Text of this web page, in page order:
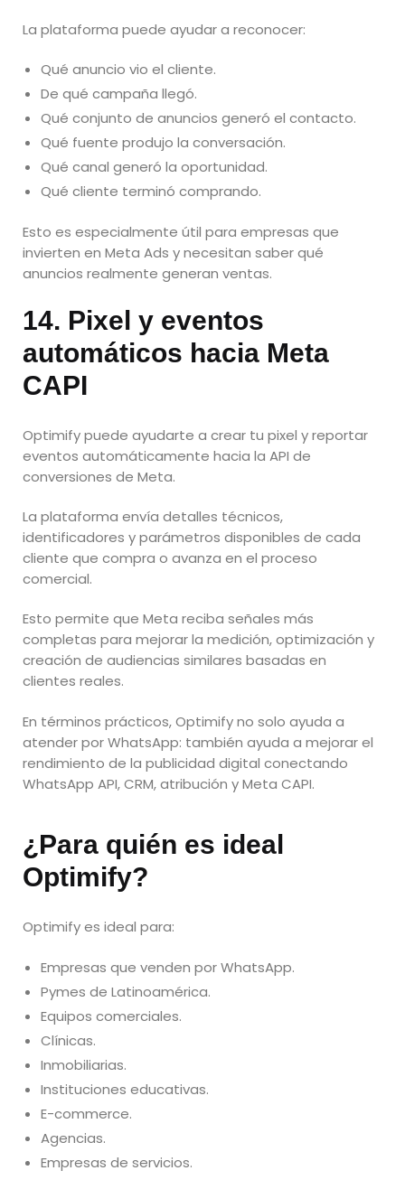
La plataforma puede ayudar a reconocer:
Qué anuncio vio el cliente.
De qué campaña llegó.
Qué conjunto de anuncios generó el contacto.
Qué fuente produjo la conversación.
Qué canal generó la oportunidad.
Qué cliente terminó comprando.
Esto es especialmente útil para empresas que
invierten en Meta Ads y necesitan saber qué
anuncios realmente generan ventas.
14. Pixel y eventos
automáticos hacia Meta
CAPI
Optimify puede ayudarte a crear tu pixel y reportar
eventos automáticamente hacia la API de
conversiones de Meta.
La plataforma envía detalles técnicos,
identificadores y parámetros disponibles de cada
cliente que compra o avanza en el proceso
comercial.
Esto permite que Meta reciba señales más
completas para mejorar la medición, optimización y
creación de audiencias similares basadas en
clientes reales.
En términos prácticos, Optimify no solo ayuda a
atender por WhatsApp: también ayuda a mejorar el
rendimiento de la publicidad digital conectando
WhatsApp API, CRM, atribución y Meta CAPI.
¿Para quién es ideal
Optimify?
Optimify es ideal para:
Empresas que venden por WhatsApp.
Pymes de Latinoamérica.
Equipos comerciales.
Clínicas.
Inmobiliarias.
Instituciones educativas.
E-commerce.
Agencias.
Empresas de servicios.